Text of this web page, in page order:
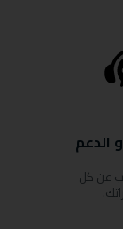
الدعم
عن كل